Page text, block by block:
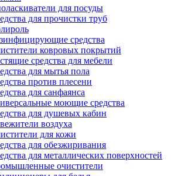
для посуды
для прочистки труб
средства
ковровых покрытий
средства для мебели
для мытья пола
против плесени
для санфаянса
моющие средства
для душевых кабин
воздуха
для кожи
для обезжиривания
для металлических поверхностей
очистители